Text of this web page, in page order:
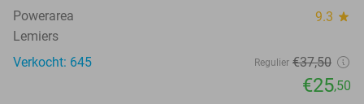
Powerarea 9.3 star
Lemiers
Verkocht: 645
Regulier €37,50
€25,50